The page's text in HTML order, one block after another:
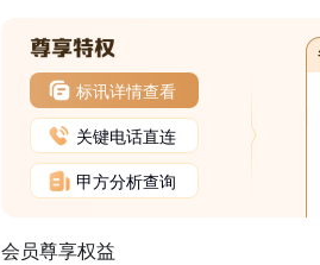
标讯详情查看
关键电话直连
甲方分析查询
会员尊享权益